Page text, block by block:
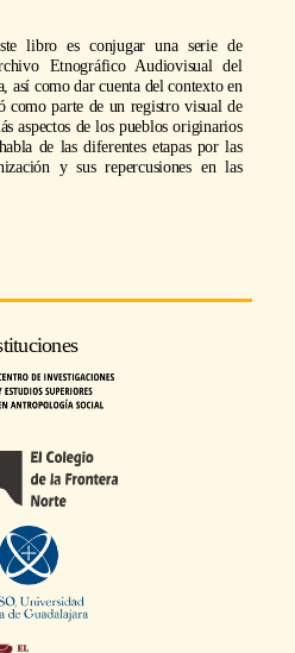
libro es conjugar una serie de
Etnográfico Audiovisual del
así como dar cuenta del contexto en
como parte de un registro visual de
aspectos de los pueblos originarios
de las diferentes etapas por las
y sus repercusiones en las